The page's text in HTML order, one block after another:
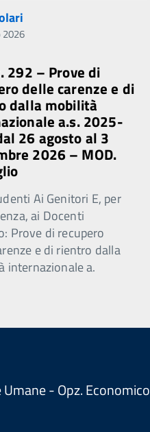
2026
292 – Prove di
delle carenze e di
dalla mobilità
a.s. 2025-
26 agosto al 3
2026 – MOD.
Ai Genitori E, per
ai Docenti
Prove di recupero
e di rientro dalla
internazionale a.
- Opz.